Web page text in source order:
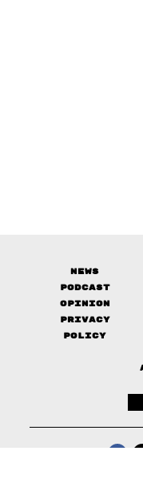
News
Podcast
Opinion
Privacy
Policy